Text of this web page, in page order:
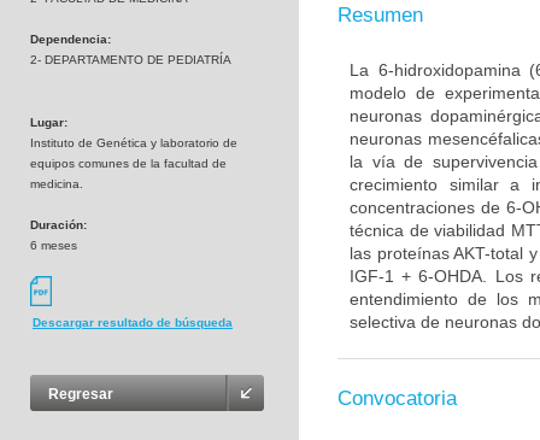
Dependencia:
2- DEPARTAMENTO DE PEDIATRÍA
Lugar:
Instituto de Genética y laboratorio de
equipos comunes de la facultad de
medicina.
Duración:
6 meses
Descargar resultado de búsqueda
Regresar
Resumen
La 6-hidroxidopamina
modelo de
neuronas
neuronas
la vía de
crecimiento similar a
concentraciones de 6-
técnica de viabilidad
las proteínas AKT-total
IGF-1 + 6-OHDA. Los
entendimiento de los
selectiva de neuronas
Convocatoria